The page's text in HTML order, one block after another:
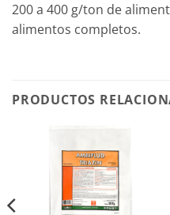
200 a 400 g/ton de
alimentos completos.
PRODUCTOS